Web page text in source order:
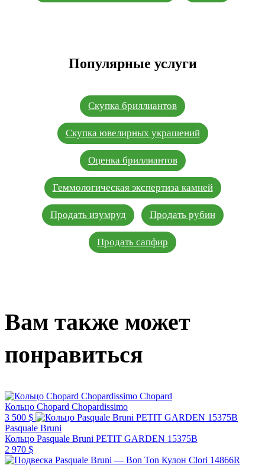
Популярные услуги
Скупка бриллиантов
Скупка ювелирных украшений
Оценка бриллиантов
Геммологическая экспертиза камней
Продать изумруд Продать рубин
Продать сапфир
Вам также может
понравиться
Chopard
Кольцо Chopard Chopardissimo
3 500 $
Pasquale Bruni
Кольцо Pasquale Bruni PETIT GARDEN 15375B
2 970 $